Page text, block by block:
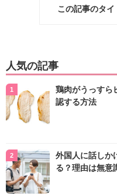
この記事のタ
人気の記事
鶏肉がうっすら
認する方法
外国人に話しか
る？理由は無意